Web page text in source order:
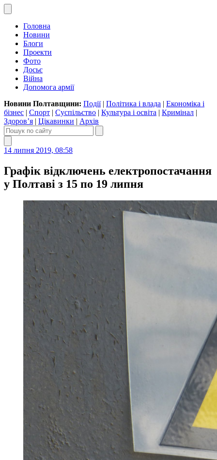
Головна
Новини
Блоги
Проекти
Фото
Досьє
Війна
Допомога армії
Новини Полтавщини: Події| Політика і влада | Економіка і
бізнес | Спорт | Суспільство | Культура і освіта | Кримінал |
Здоров’я | Цікавинки | Архів
14 липня 2019, 08:58
Графік відключень електропостачання
у Полтаві з 15 по 19 липня